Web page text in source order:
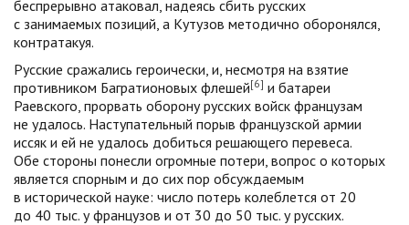
беспрерывно атаковал, надеясь сбить русских
с занимаемых позиций, а Кутузов методично оборонялся,
контратакуя.
Русские сражались героически, и, несмотря на взятие
противником Багратионовых флешей[6] и батареи
Раевского, прорвать оборону русских войск французам
не удалось. Наступательный порыв французской армии
иссяк и ей не удалось добиться решающего перевеса.
Обе стороны понесли огромные потери, вопрос о которых
является спорным и до сих пор обсуждаемым
в исторической науке: число потерь колеблется от 20
до 40 тыс. у французов и от 30 до 50 тыс. у русских.